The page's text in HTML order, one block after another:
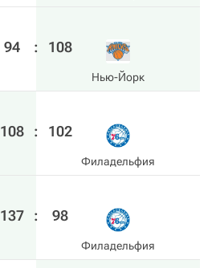
94 : 108
Нью-Йорк
108 : 102
Филадельфия
137 : 98
Филадельфия